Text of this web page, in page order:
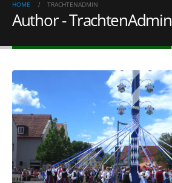
HOME TRACHTENADMIN
Author - TrachtenAdmin